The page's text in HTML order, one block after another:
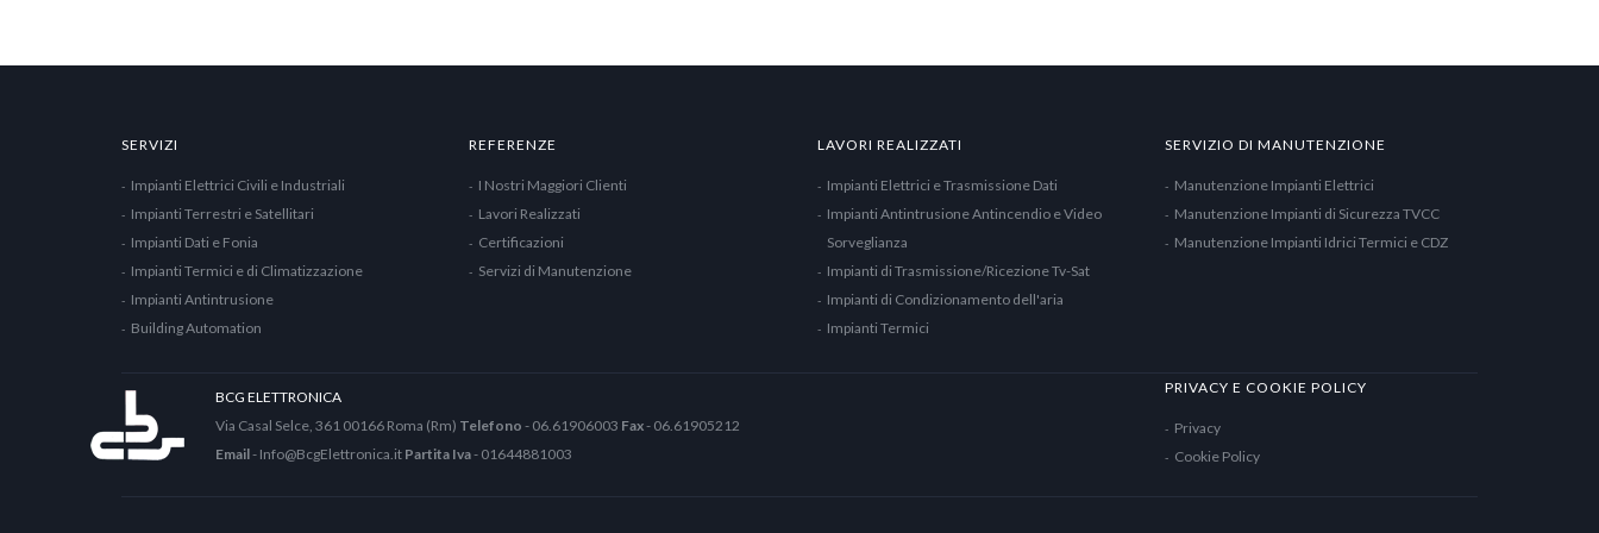
SERVIZI
Impianti Elettrici Civili e Industriali
Impianti Terrestri e Satellitari
Impianti Dati e Fonia
Impianti Termici e di Climatizzazione
Impianti Antintrusione
Building Automation
REFERENZE
I Nostri Maggiori Clienti
Lavori Realizzati
Certificazioni
Servizi di Manutenzione
LAVORI REALIZZATI
Impianti Elettrici e Trasmissione Dati
Impianti Antintrusione Antincendio e Video
Sorveglianza
Impianti di Trasmissione/Ricezione Tv-Sat
Impianti di Condizionamento dell'aria
Impianti Termici
SERVIZIO DI MANUTENZIONE
Manutenzione Impianti Elettrici
Manutenzione Impianti di Sicurezza TVCC
Manutenzione Impianti Idrici Termici e CDZ
BCG ELETTRONICA
Via Casal Selce, 361 00166 Roma (Rm) Telefono - 06.61906003 Fax- 06.61905212
Email- Info@BcgElettronica.it Partita Iva- 01644881003
PRIVACY E COOKIE POLICY
Privacy
Cookie Policy